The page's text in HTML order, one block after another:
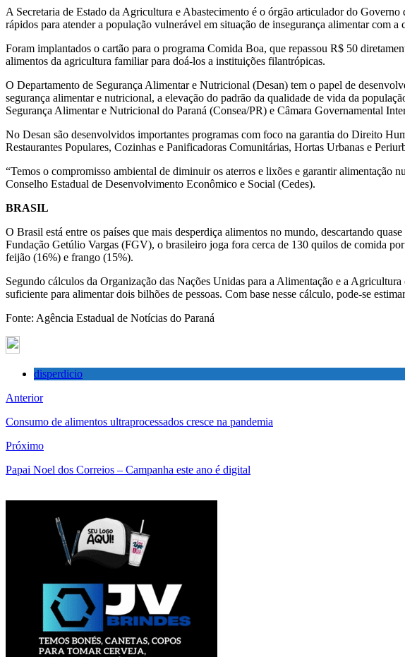
A Secretaria de Estado da Agricultura e Abastecimento é o órgão articulador do
rápidos para atender a população vulnerável em situação de insegurança alimentar com a
Foram implantados o cartão para o programa Comida Boa, que repassou R$ 50
alimentos da agricultura familiar para doá-los a instituições filantrópicas.
O Departamento de Segurança Alimentar e Nutricional (Desan) tem o papel de
segurança alimentar e nutricional, a elevação do padrão da qualidade de vida da
Segurança Alimentar e Nutricional do Paraná (Consea/PR) e Câmara Governamental
No Desan são desenvolvidos importantes programas com foco na garantia do Direito
Restaurantes Populares, Cozinhas e Panificadoras Comunitárias, Hortas Urbanas e
“Temos o compromisso ambiental de diminuir os aterros e lixões e garantir
Conselho Estadual de Desenvolvimento Econômico e Social (Cedes).
BRASIL
O Brasil está entre os países que mais desperdiça alimentos no mundo, descartando
Fundação Getúlio Vargas (FGV), o brasileiro joga fora cerca de 130 quilos de comida
feijão (16%) e frango (15%).
Segundo cálculos da Organização das Nações Unidas para a Alimentação e a
suficiente para alimentar dois bilhões de pessoas. Com base nesse cálculo, pode-se
Fonte: Agência Estadual de Notícias do Paraná
disperdicio
Anterior
Consumo de alimentos ultraprocessados cresce na pandemia
Próximo
Papai Noel dos Correios – Campanha este ano é digital